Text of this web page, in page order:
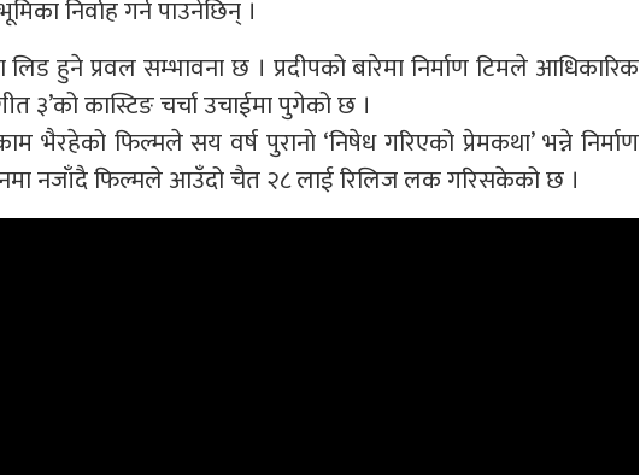
निर्वाह गर्न पाउनेछिन् ।
हुने प्रवल सम्भावना छ । प्रदीपको बारेमा निर्माण टिमले आधिकारिक
३’को कास्टिङ चर्चा उचाईमा पुगेको छ ।
भैरहेको फिल्मले सय वर्ष पुरानो ‘निषेध गरिएको प्रेमकथा’ भन्ने निर्माण
नजाँदै फिल्मले आउँदो चैत २८ लाई रिलिज लक गरिसकेको छ ।